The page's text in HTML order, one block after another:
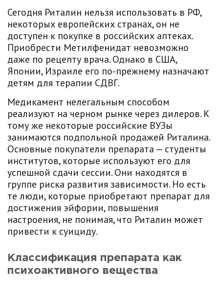
Сегодня Риталин нельзя использовать в РФ,
некоторых европейских странах, он не
доступен к покупке в российских аптеках.
Приобрести Метилфенидат невозможно
даже по рецепту врача. Однако в США,
Японии, Израиле его по-прежнему назначают
детям для терапии СДВГ.
Медикамент нелегальным способом
реализуют на черном рынке через дилеров. К
тому же некоторые российские ВУЗы
занимаются подпольной продажей Риталина.
Основные покупатели препарата — студенты
институтов, которые используют его для
успешной сдачи сессии. Они находятся в
группе риска развития зависимости. Но есть
те люди, которые приобретают препарат для
достижения эйфории, повышения
настроения, не понимая, что Риталин может
привести к суициду.
Классификация препарата как
психоактивного вещества